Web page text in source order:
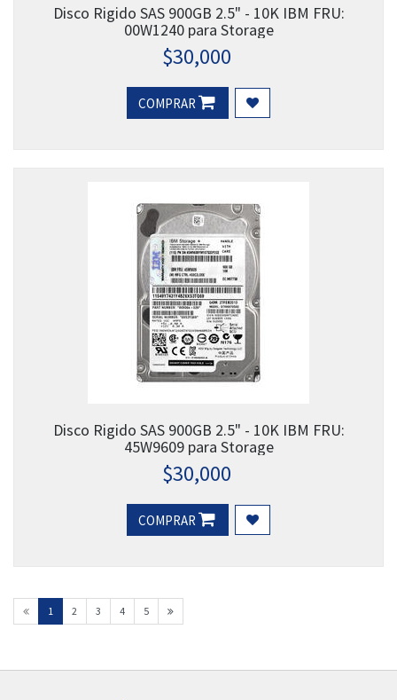
Disco Rigido SAS 900GB 2.5" - 10K IBM FRU:
00W1240 para Storage
$30,000
COMPRAR
Disco Rigido SAS 900GB 2.5" - 10K IBM FRU:
45W9609 para Storage
$30,000
COMPRAR
1 2 3 4 5